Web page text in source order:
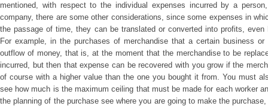
mentioned, with respect to the individual expenses incurred by a
company, there are some other considerations, since some expenses in
the passage of time, they can be translated or converted into profits,
For example, in the purchases of merchandise that a certain business
outflow of money, that is, at the moment that the merchandise to be
incurred, but then that expense can be recovered with you grow if the
of course with a higher value than the one you bought it from. You must
see how much is the maximum ceiling that must be made for each worker
the planning of the purchase see where you are going to make the